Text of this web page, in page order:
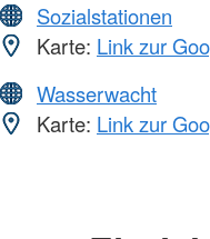
Sozialstationen
Karte: Link zur
Wasserwacht
Karte: Link zur